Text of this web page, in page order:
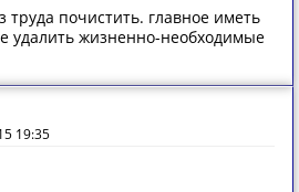
труда почистить. главное иметь
удалить жизненно-необходимые
19:35